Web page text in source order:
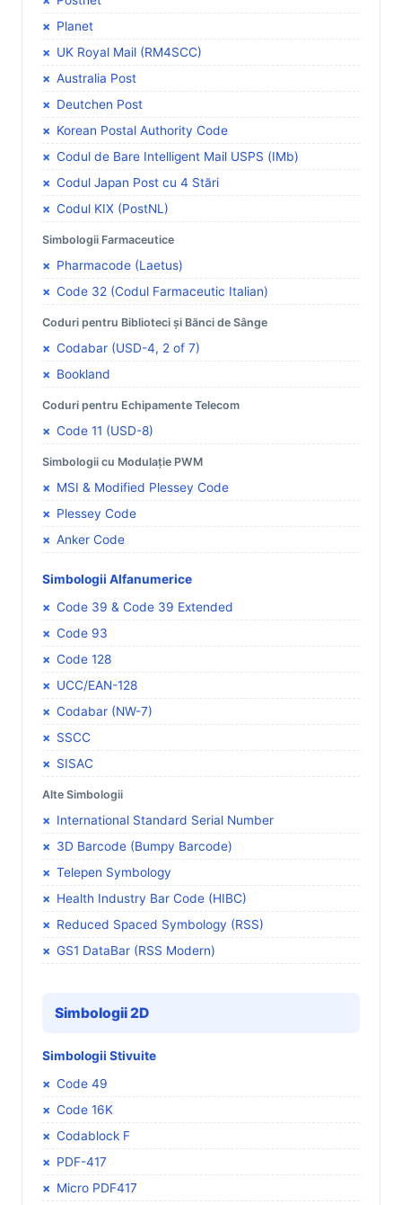
Planet
UK Royal Mail (RM4SCC)
Australia Post
Deutchen Post
Korean Postal Authority Code
Codul de Bare Intelligent Mail USPS (IMb)
Codul Japan Post cu 4 Stări
Codul KIX (PostNL)
Simbologii Farmaceutice
Pharmacode (Laetus)
Code 32 (Codul Farmaceutic Italian)
Coduri pentru Biblioteci și Bănci de Sânge
Codabar (USD-4, 2 of 7)
Bookland
Coduri pentru Echipamente Telecom
Code 11 (USD-8)
Simbologii cu Modulație PWM
MSI & Modified Plessey Code
Plessey Code
Anker Code
Simbologii Alfanumerice
Code 39 & Code 39 Extended
Code 93
Code 128
UCC/EAN-128
Codabar (NW-7)
SSCC
SISAC
Alte Simbologii
International Standard Serial Number
3D Barcode (Bumpy Barcode)
Telepen Symbology
Health Industry Bar Code (HIBC)
Reduced Spaced Symbology (RSS)
GS1 DataBar (RSS Modern)
Simbologii 2D
Simbologii Stivuite
Code 49
Code 16K
Codablock F
PDF-417
Micro PDF417